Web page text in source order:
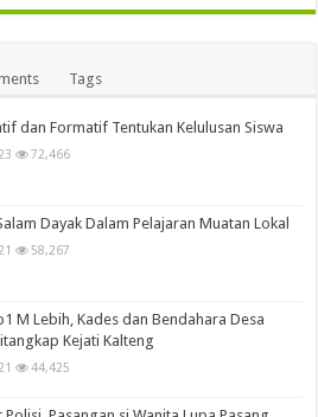
Tags
dan Formatif Tentukan Kelulusan Siswa
72,466
Dayak Dalam Pelajaran Muatan Lokal
58,267
M Lebih, Kades dan Bendahara Desa
Kejati Kalteng
44,425